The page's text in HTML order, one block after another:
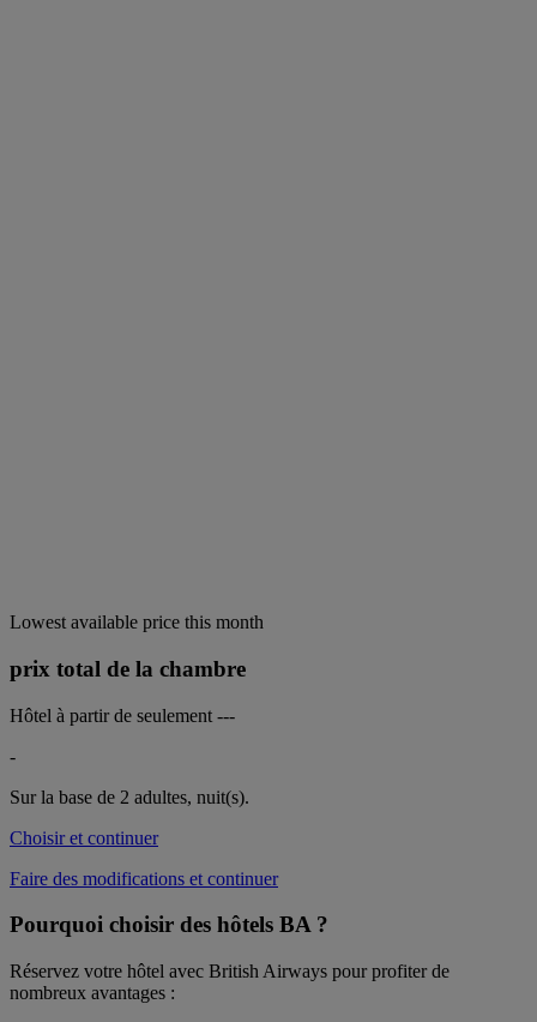
Lowest available price this month
prix total de la chambre
Hôtel à partir de seulement ---
-
Sur la base de 2 adultes, nuit(s).
Choisir et continuer
Faire des modifications et continuer
Pourquoi choisir des hôtels BA ?
Réservez votre hôtel avec British Airways pour profiter de
nombreux avantages :